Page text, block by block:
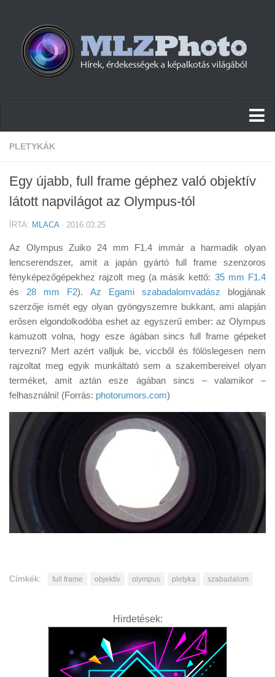
Hírek
Cikkek
Tanácsok
Érdekességek
Helyszíni Riport
E-BB
PLETYKÁK
Egy újabb, full frame géphez való objektív
látott napvilágot az Olympus-tól
ÍRTA: MLACA· 2016.03.25
Az Olympus Zuiko 24 mm F1.4 immár a harmadik olyan
lencserendszer, amit a japán gyártó full frame szenzoros
fényképezőgépekhez rajzolt meg (a másik kettő: 35 mm F1.4
és 28 mm F2). Az Egami szabadalomvadász blogjának
szerzője ismét egy olyan gyöngyszemre bukkant, ami alapján
erősen elgondolkodóba eshet az egyszerű ember: az Olympus
kamuzott volna, hogy esze ágában sincs full frame gépeket
tervezni? Mert azért valljuk be, viccből és fölöslegesen nem
rajzoltat meg egyik munkáltató sem a szakembereivel olyan
terméket, amit aztán esze ágában sincs – valamikor –
felhasználni! (Forrás: photorumors.com)
Címkék: full frame objektív olympus pletyka szabadalom
Hirdetések: